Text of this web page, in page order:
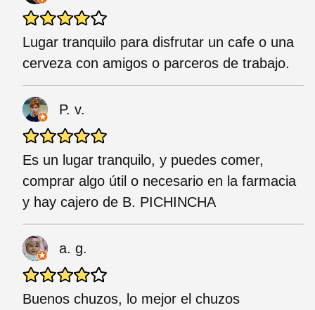
Lugar tranquilo para disfrutar un cafe o una
cerveza con amigos o parceros de trabajo.
P. v.
Es un lugar tranquilo, y puedes comer,
comprar algo útil o necesario en la farmacia
y hay cajero de B. PICHINCHA
a. g.
Buenos chuzos, lo mejor el chuzos